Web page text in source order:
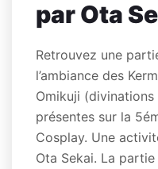
par Ota
Retrouvez une
l’ambiance des
Omikuji
présentes sur la
Cosplay. Une
Ota Sekai. La